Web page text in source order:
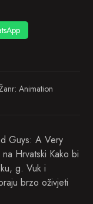
Animation
Guys: A Very
Hrvatski Kako bi
g. Vuk i
brzo oživjeti